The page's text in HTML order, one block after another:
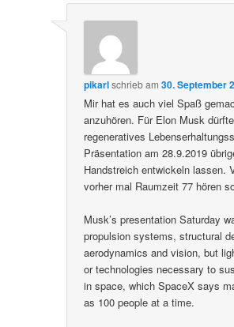
pikarlschriebam30. September
Mir hat es auch viel Spaß
anzuhören. Für Elon Musk
regeneratives
Präsentation am 28.9.2019
Handstreich entwickeln lassen.
vorher mal Raumzeit 77 hören
Musk’s presentation Saturday
propulsion systems, structural
aerodynamics and vision, but
or technologies necessary to
in space, which SpaceX says
as 100 people at a time.